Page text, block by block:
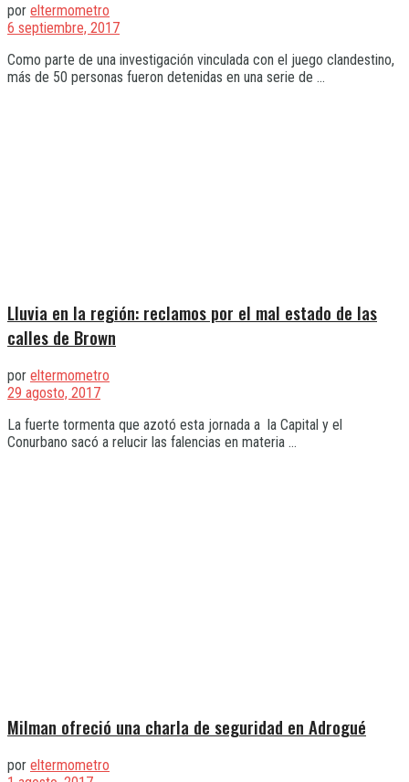
por eltermometro
6 septiembre, 2017
Como parte de una investigación vinculada con el juego clandestino,
más de 50 personas fueron detenidas en una serie de ...
Lluvia en la región: reclamos por el mal estado de las
calles de Brown
por eltermometro
29 agosto, 2017
La fuerte tormenta que azotó esta jornada a la Capital y el
Conurbano sacó a relucir las falencias en materia ...
Milman ofreció una charla de seguridad en Adrogué
por eltermometro